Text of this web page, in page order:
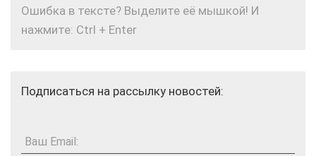
Ошибка в тексте? Выделите её мышкой! И
нажмите: Ctrl + Enter
Подписаться на рассылку новостей:
Ваш Email: